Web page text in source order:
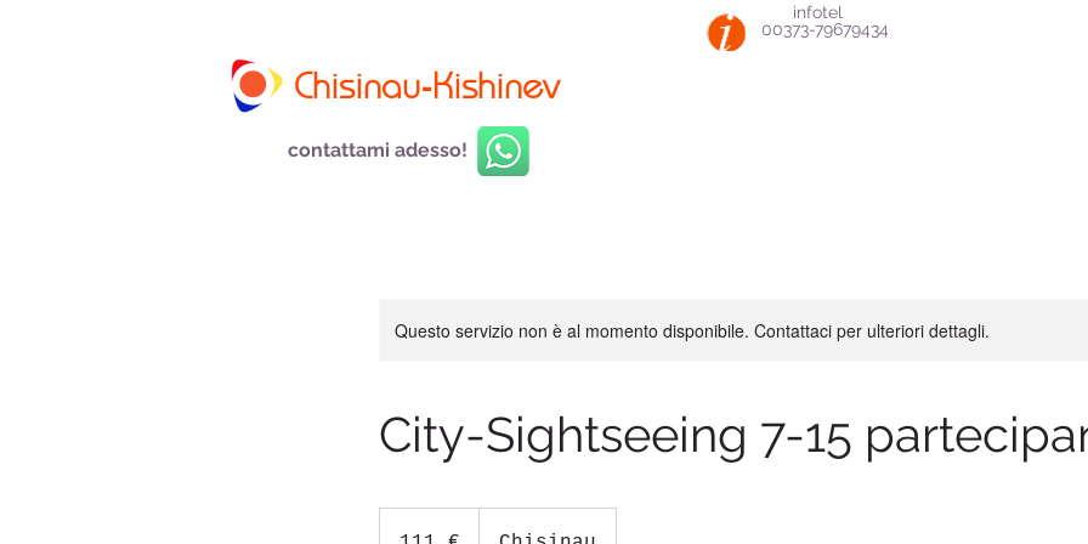
Chisinau-Kishinev
infotel
00373-79679434
contattami adesso!
Questo servizio non è al momento disponibile. Contattaci per ulteriori dettagli.
City-Sightseeing 7-15